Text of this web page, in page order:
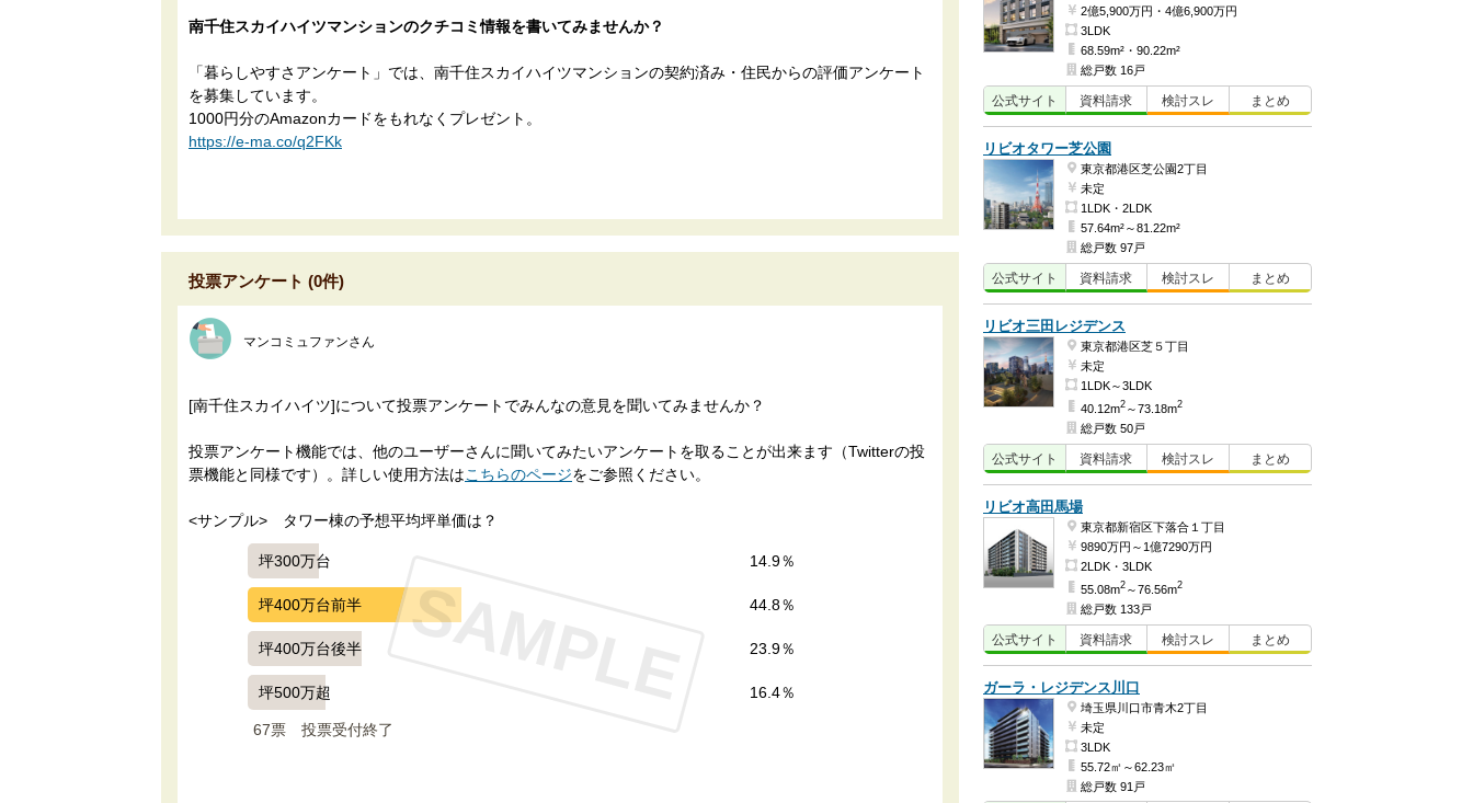
南千住スカイハイツマンションのクチコミ情報を書いてみませんか？
「暮らしやすさアンケート」では、南千住スカイハイツマンションの契約済み・住民からの評価アンケート
を募集しています。
1000円分のAmazonカードをもれなくプレゼント。
https://e-ma.co/q2FKk
投票アンケート (0件)
マンコミュファンさん
[南千住スカイハイツ]について投票アンケートでみんなの意見を聞いてみませんか？
投票アンケート機能では、他のユーザーさんに聞いてみたいアンケートを取ることが出来ます（Twitterの投
票機能と同様です）。詳しい使用方法は こちらのページをご参照ください。
<サンプル>　タワー棟の予想平均坪単価は？
坪300万台 14.9％
坪400万台前半 44.8％
坪400万台後半 23.9％
坪500万超 16.4％
67票 投票受付終了
SAMPLE
2億5,900万円・4億6,900万円
3LDK
68.59m²・90.22m²
総戸数 16戸
公式サイト 資料請求 検討スレ まとめ
リビオタワー芝公園
東京都港区芝公園2丁目
未定
1LDK・2LDK
57.64m²～81.22m²
総戸数 97戸
公式サイト 資料請求 検討スレ まとめ
リビオ三田レジデンス
東京都港区芝５丁目
未定
1LDK～3LDK
40.12m2 ～73.18m2
総戸数 50戸
公式サイト 資料請求 検討スレ まとめ
リビオ高田馬場
東京都新宿区下落合１丁目
9890万円～1億7290万円
2LDK・3LDK
55.08m2 ～76.56m2
総戸数 133戸
公式サイト 資料請求 検討スレ まとめ
ガーラ・レジデンス川口
埼玉県川口市青木2丁目
未定
3LDK
55.72㎡～62.23㎡
総戸数 91戸